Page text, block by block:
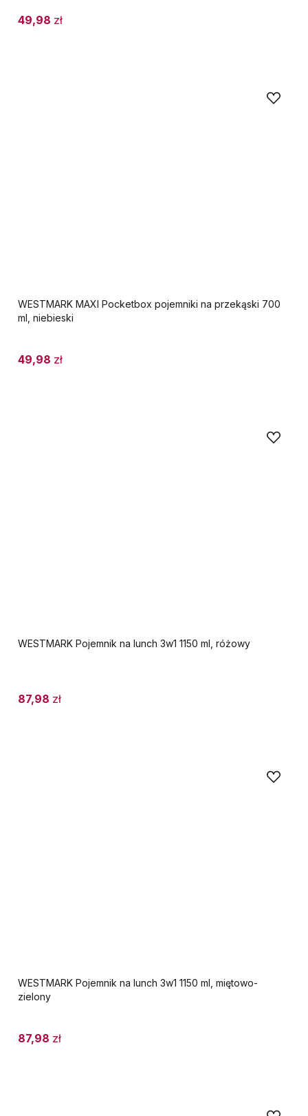
49,98 zł
WESTMARK MAXI Pocketbox pojemniki na przekąski 700
ml, niebieski
49,98 zł
WESTMARK Pojemnik na lunch 3w1 1150 ml, różowy
87,98 zł
WESTMARK Pojemnik na lunch 3w1 1150 ml, miętowo-
zielony
87,98 zł